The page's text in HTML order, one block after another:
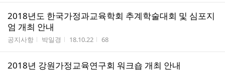
2018년도 한국가정과교육학회 추계학술대회 및 심포지
엄 개최 안내
게시판명
공지사항 작성자
박일경 작성시간
18.10.22 조회수
68
2018년 강원가정교육연구회 워크숍 개최 안내